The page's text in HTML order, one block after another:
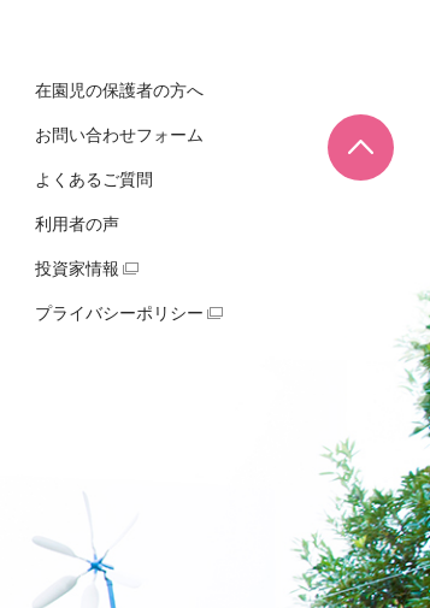
ページ
在園児の保護者の方へ
お問い合わせフォーム
よくあるご質問
利用者の声
投資家情報
プライバシーポリシー